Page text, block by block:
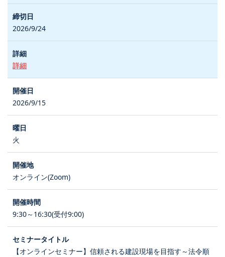
2026/9/24
詳細
2026/9/15
火
オンライン(Zoom)
9:30～16:30(受付9:00)
【オンラインセミナー】信頼される建設現場を目指す～法令順